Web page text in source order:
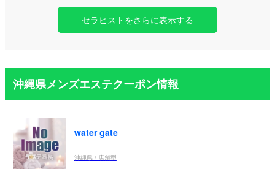
セラピストをさらに表示する
沖縄県メンズエステクーポン情報
water gate
沖縄県 / 店舗型